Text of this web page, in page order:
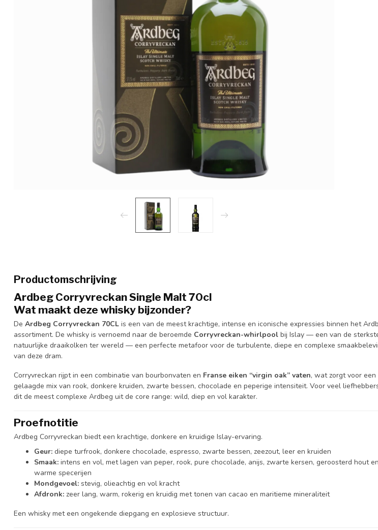
Productomschrijving
Ardbeg Corryvreckan Single Malt 70cl
Wat maakt deze whisky bijzonder?
De Ardbeg Corryvreckan 70CL is een van de meest krachtige, intense en iconische expressies binnen het
assortiment. De whisky is vernoemd naar de beroemde Corryvreckan-whirlpool bij Islay — een van de
natuurlijke draaikolken ter wereld — een perfecte metafoor voor de turbulente, diepe en complexe
van deze dram.
Corryvreckan rijpt in een combinatie van bourbonvaten en Franse eiken “virgin oak” vaten, wat zorgt voor een
gelaagde mix van rook, donkere kruiden, zwarte bessen, chocolade en peperige intensiteit. Voor veel
dit de meest complexe Ardbeg uit de core range: wild, diep en vol karakter.
Proefnotitie
Ardbeg Corryvreckan biedt een krachtige, donkere en kruidige Islay-ervaring.
Geur: diepe turfrook, donkere chocolade, espresso, zwarte bessen, zeezout, leer en kruiden
Smaak: intens en vol, met lagen van peper, rook, pure chocolade, anijs, zwarte kersen, geroosterd hout en
warme specerijen
Mondgevoel: stevig, olieachtig en vol kracht
Afdronk: zeer lang, warm, rokerig en kruidig met tonen van cacao en maritieme mineraliteit
Een whisky met een ongekende diepgang en explosieve structuur.